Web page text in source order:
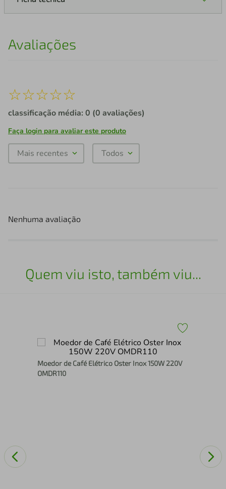
Avaliações
☆☆☆☆☆
classificação média: 0 (0 avaliações)
Faça login para avaliar este produto
Mais recentes Todos
Nenhuma avaliação
Quem viu isto, também viu...
Moedor de Café Elétrico Oster Inox 150W 220V
OMDR110